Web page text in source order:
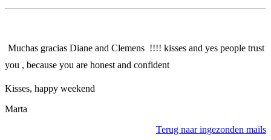
Muchas gracias Diane and Clemens !!!! kisses and yes people trust
you , because you are honest and confident
Kisses, happy weekend
Marta
Terug naar ingezonden mails